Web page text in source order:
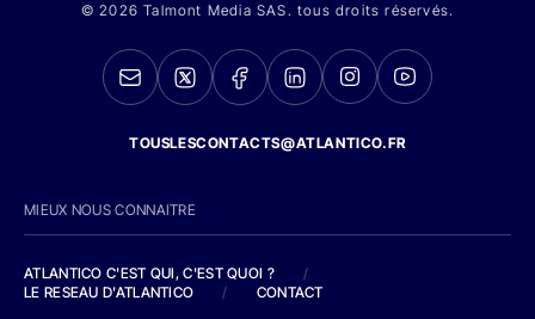
© 2026 Talmont Media SAS. tous droits réservés.
TOUSLESCONTACTS@ATLANTICO.FR
MIEUX NOUS CONNAITRE
ATLANTICO C'EST QUI, C'EST QUOI ?
/
LE RESEAU D'ATLANTICO
/ CONTACT